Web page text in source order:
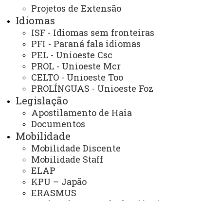
Projetos de Extensão
Idiomas
ISF - Idiomas sem fronteiras
PFI - Paraná fala idiomas
PEL - Unioeste Csc
PROL - Unioeste Mcr
CELTO - Unioeste Too
PROLÍNGUAS - Unioeste Foz
Legislação
Apostilamento de Haia
Documentos
Mobilidade
Mobilidade Discente
Mobilidade Staff
ELAP
KPU – Japão
ERASMUS
Internacionalizar é se posicionar no mundo e
ampliar o desenvolvimento local. As parcerias entre
instituições de ensino superior de diversos países são um
dos resultados mais festejados da internacionalização.
Não só estimula trocas de conhecimentos, mas também
fortalecem projetos e ampliam sua divulgação, levando a
um maior número de citação dospapers
eles produzem mais impacto e, por consequência,
colocam as universidades em posições de relevância.
INSTRUÇÃO DE SERVIÇO Nº 001/2026-GRE
- Instrui sobre os procedimentos para a solicitação e
celebração de Acordos internacionais na Unioeste.
Termo de Cooperação Geral: